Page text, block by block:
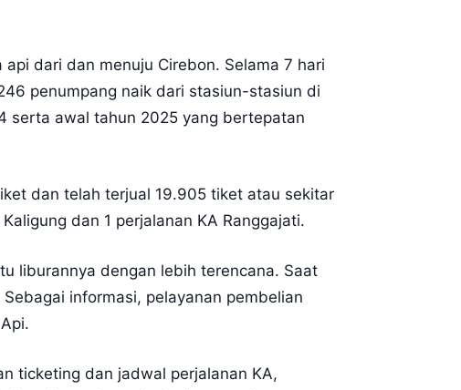
dari dan menuju Cirebon. Selama 7 hari
penumpang naik dari stasiun-stasiun di
serta awal tahun 2025 yang bertepatan
dan telah terjual 19.905 tiket atau sekitar
dan 1 perjalanan KA Ranggajati.
liburannya dengan lebih terencana. Saat
informasi, pelayanan pembelian
ticketing dan jadwal perjalanan KA,